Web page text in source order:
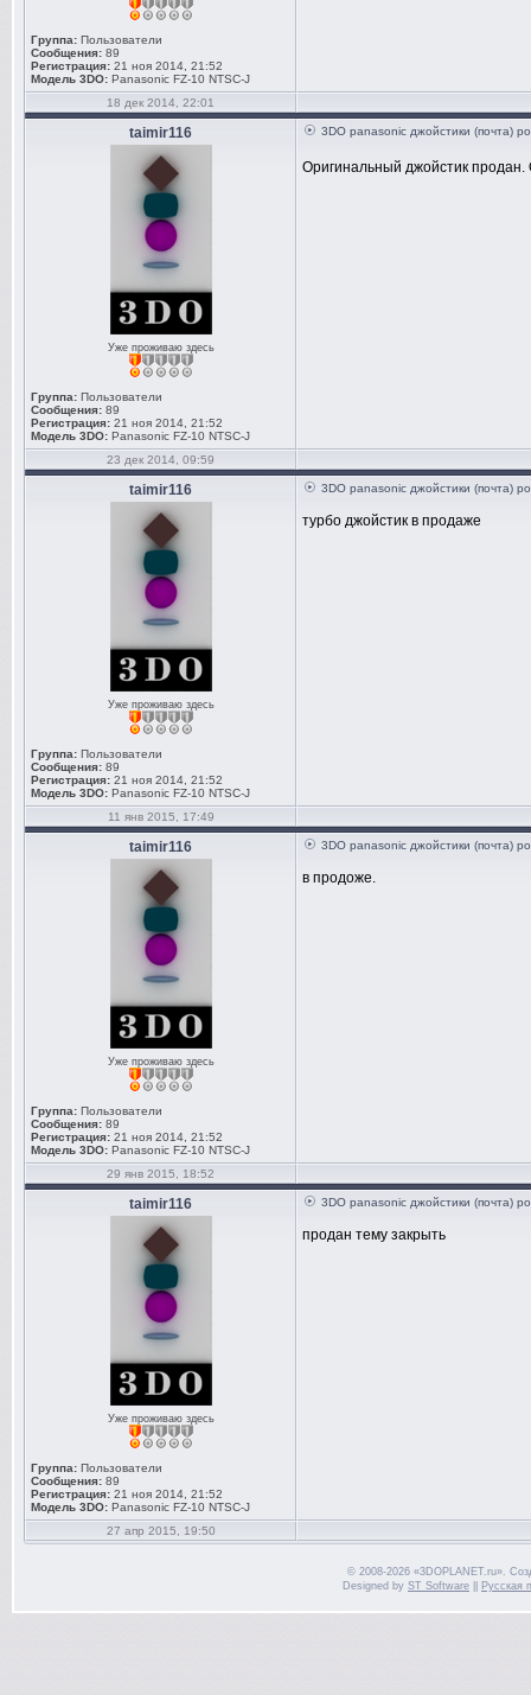
Группа: Пользователи
Сообщения: 89
Регистрация: 21 ноя 2014, 21:52
Модель 3DO: Panasonic FZ-10 NTSC-J
18 дек 2014, 22:01
taimir116
Уже проживаю здесь
Группа: Пользователи
Сообщения: 89
Регистрация: 21 ноя 2014, 21:52
Модель 3DO: Panasonic FZ-10 NTSC-J
3DO panasonic джойстики (почта)
Оригинальный джойстик
23 дек 2014, 09:59
taimir116
Уже проживаю здесь
Группа: Пользователи
Сообщения: 89
Регистрация: 21 ноя 2014, 21:52
Модель 3DO: Panasonic FZ-10 NTSC-J
3DO panasonic джойстики (почта)
турбо джойстик в продаже
11 янв 2015, 17:49
taimir116
Уже проживаю здесь
Группа: Пользователи
Сообщения: 89
Регистрация: 21 ноя 2014, 21:52
Модель 3DO: Panasonic FZ-10 NTSC-J
3DO panasonic джойстики (почта)
в продоже.
29 янв 2015, 18:52
taimir116
Уже проживаю здесь
Группа: Пользователи
Сообщения: 89
Регистрация: 21 ноя 2014, 21:52
Модель 3DO: Panasonic FZ-10 NTSC-J
3DO panasonic джойстики (почта)
продан тему закрыть
27 апр 2015, 19:50
© 2008-2026 «3DOPLANET.ru».
Designed by ST Software Русская